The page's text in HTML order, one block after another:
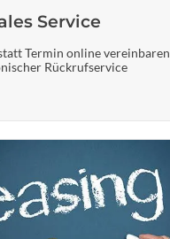
Service
Termin online vereinbaren
Rückrufservice